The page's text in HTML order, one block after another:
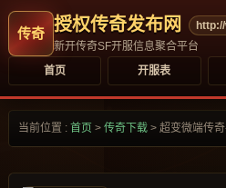
授权传奇发布网
新开传奇SF开服信息聚合平台
首页
开服表
当前位置 : 首页 > 传奇下载 > 超变微端传